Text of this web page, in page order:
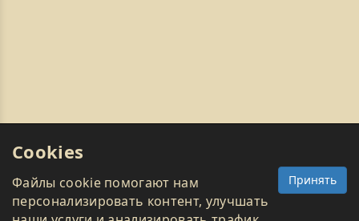
Cookies
Принять
Файлы cookie помогают нам
персонализировать контент, улучшать